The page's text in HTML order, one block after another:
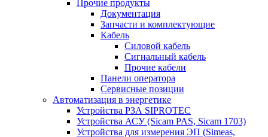
Прочие продукты
Документация
Запчасти и комплектующие
Кабель
Силовой кабель
Сигнальный кабель
Прочие кабели
Панели оператора
Сервисные позиции
Автоматизация в энергетике
Устройства РЗА SIPROTEC
Устройства АСУ (Sicam PAS, Sicam 1703)
Устройства для измерения ЭП (Simeas,